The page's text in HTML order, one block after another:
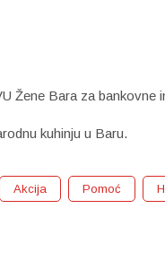
Žene Bara za bankovne
kuhinju u Baru.
Akcija Pomoć